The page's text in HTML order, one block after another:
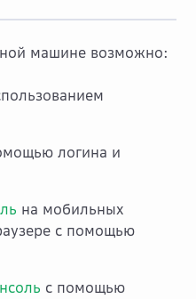
машине возможно:
логина и
на мобильных
с помощью
с помощью